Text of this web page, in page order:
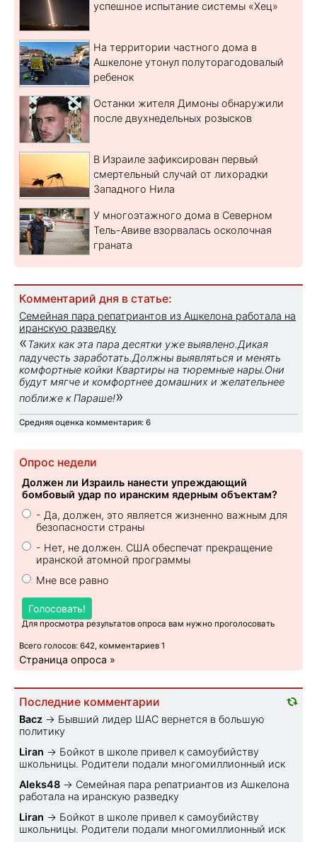
успешное испытание системы «Хец»
На территории частного дома в
Ашкелоне утонул полуторагодовалый
ребенок
Останки жителя Димоны обнаружили
после двухнедельных розысков
В Израиле зафиксирован первый
смертельный случай от лихорадки
Западного Нила
У многоэтажного дома в Северном
Тель-Авиве взорвалась осколочная
граната
Комментарий дня в статье:
Семейная пара репатриантов из Ашкелона работала на
иранскую разведку
«Таких как эта пара десятки уже выявлено.Дикая
падучесть заработать.Должны выявляться и менять
комфортные койки Квартиры на тюремные нары.Они
будут мягче и комфортнее домашних и желательнее
поближе к Параше!»
Средняя оценка комментария: 6
Опрос недели
Должен ли Израиль нанести упреждающий
бомбовый удар по иранским ядерным объектам?
- Да, должен, это является жизненно важным для
безопасности страны
- Нет, не должен. США обеспечат прекращение
иранской атомной программы
Мне все равно
Голосовать!
Для просмотра результатов опроса вам нужно проголосовать
Всего голосов: 642, комментариев 1
Страница опроса »
Последние комментарии
Bacz → Бывший лидер ШАС вернется в большую
политику
Liran → Бойкот в школе привел к самоубийству
школьницы. Родители подали многомиллионный иск
Aleks48 → Семейная пара репатриантов из Ашкелона
работала на иранскую разведку
Liran → Бойкот в школе привел к самоубийству
школьницы. Родители подали многомиллионный иск